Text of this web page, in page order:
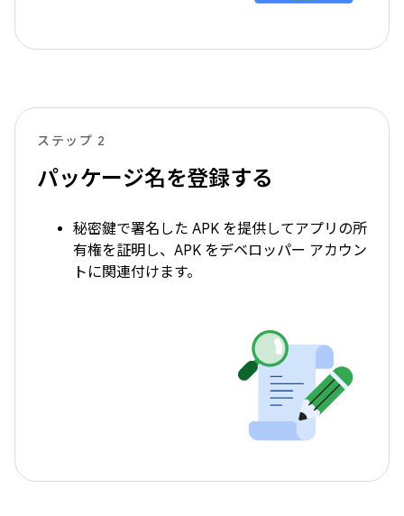
ステップ 2
パッケージ名を登録する
秘密鍵で署名した APK を提供してアプリの所
有権を証明し、APK をデベロッパー アカウン
トに関連付けます。